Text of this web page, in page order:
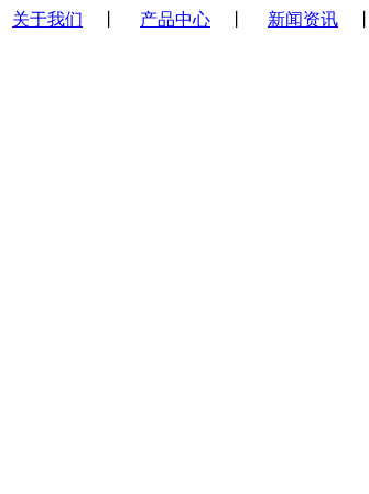
关于我们 产品中心 新闻资讯